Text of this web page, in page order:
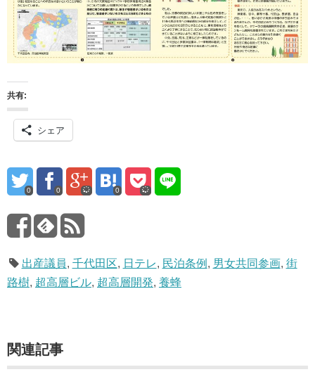
共有:
シェア
0 0 0
出産議員, 千代田区, 日テレ, 民泊条例 , 男女共同参画, 街
路樹, 超高層ビル, 超高層開発, 養蜂
関連記事